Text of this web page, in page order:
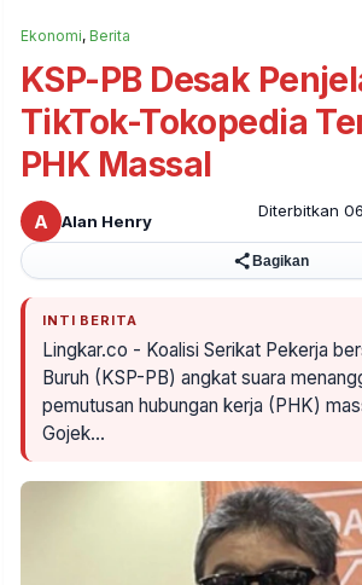
Ekonomi, Berita
KSP-PB Desak
TikTok-Tokopedia
PHK Massal
A Alan Henry
Diterbitkan
Bagikan
INTI BERITA
Lingkar.co - Koalisi Serikat Pekerja
Buruh (KSP-PB) angkat suara
pemutusan hubungan kerja (PHK)
Gojek…